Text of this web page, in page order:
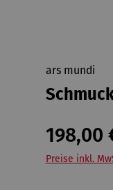
ars mundi
198,00
Preise inkl.